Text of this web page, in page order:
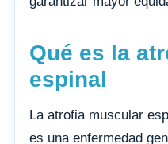
Qué es la
espinal
La atrofia muscular
es una enfermedad